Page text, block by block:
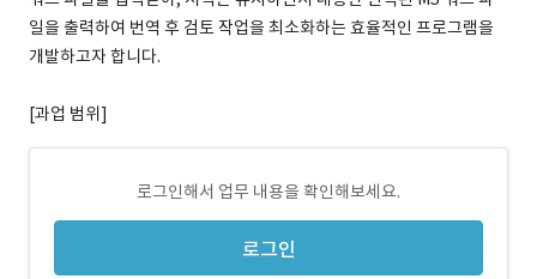
일을 출력하여 번역 후 검토 작업을 최소화하는 효율적인 프로그램을
개발하고자 합니다.
[과업 범위]
로그인해서 업무 내용을 확인해보세요.
로그인